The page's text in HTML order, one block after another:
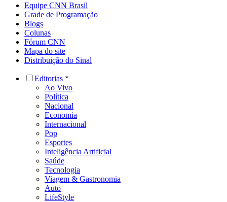
Equipe CNN Brasil
Grade de Programação
Blogs
Colunas
Fórum CNN
Mapa do site
Distribuição do Sinal
Editorias
Ao Vivo
Política
Nacional
Economia
Internacional
Pop
Esportes
Inteligência Artificial
Saúde
Tecnologia
Viagem & Gastronomia
Auto
LifeStyle